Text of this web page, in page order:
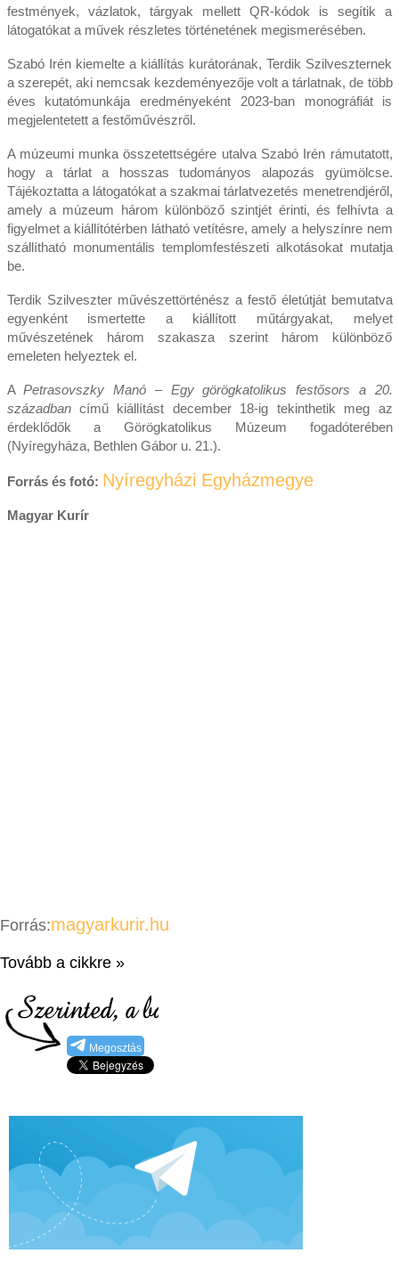
festmények, vázlatok, tárgyak mellett QR-kódok is segítik a
látogatókat a művek részletes történetének megismerésében.
Szabó Irén kiemelte a kiállítás kurátorának, Terdik Szilveszternek
a szerepét, aki nemcsak kezdeményezője volt a tárlatnak, de több
éves kutatómunkája eredményeként 2023-ban monográfiát is
megjelentetett a festőművészről.
A múzeumi munka összetettségére utalva Szabó Irén rámutatott,
hogy a tárlat a hosszas tudományos alapozás gyümölcse.
Tájékoztatta a látogatókat a szakmai tárlatvezetés menetrendjéről,
amely a múzeum három különböző szintjét érinti, és felhívta a
figyelmet a kiállítótérben látható vetítésre, amely a helyszínre nem
szállítható monumentális templomfestészeti alkotásokat mutatja
be.
Terdik Szilveszter művészettörténész a festő életútját bemutatva
egyenként ismertette a kiállított műtárgyakat, melyet
művészetének három szakasza szerint három különböző
emeleten helyeztek el.
APetrasovszky Manó – Egy görögkatolikus festősors a 20.
századbancímű kiállítást december 18-ig tekinthetik meg az
érdeklődők a Görögkatolikus Múzeum fogadóterében
(Nyíregyháza, Bethlen Gábor u. 21.).
Forrás és fotó: Nyíregyházi Egyházmegye
Magyar Kurír
Forrás:magyarkurir.hu
Tovább a cikkre »
Megosztás